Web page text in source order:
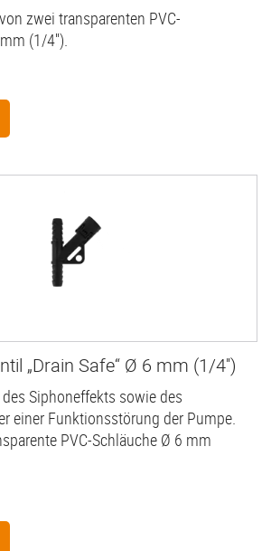
zwei transparenten PVC-
(1/4'').
„Drain Safe“ Ø 6 mm (1/4'')
Siphoneffekts sowie des
einer Funktionsstörung der Pumpe.
PVC-Schläuche Ø 6 mm